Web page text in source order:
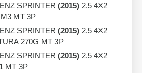
SPRINTER (2015) 2.5 4X2
MT 3P
SPRINTER (2015) 2.5 4X2
270G MT 3P
SPRINTER (2015) 2.5 4X2
MT 3P